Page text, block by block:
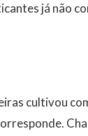
já não
cultivou